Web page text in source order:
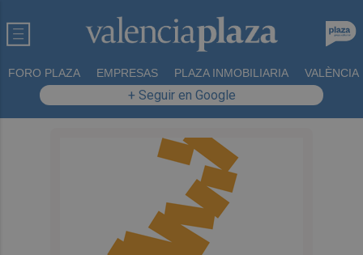
FORO PLAZA EMPRESAS PLAZA INMOBILIARIA VALÈNCIA
+ Seguir en Google